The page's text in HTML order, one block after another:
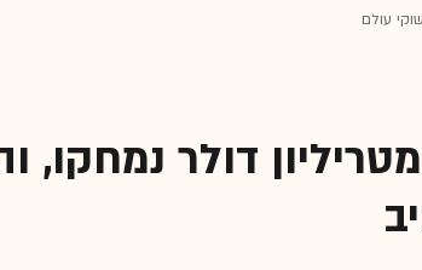
עולם
דולר נמחקו,